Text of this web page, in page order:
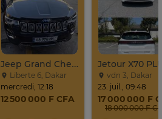
Jeep Grand Cherokee Overland 2019 À Vendre
Liberte 6, Dakar
mercredi, 12:18
12 500 000 F CFA
vdn 3, Dakar
23. juil., 09:48
17 000 000 F
18 000 000 F